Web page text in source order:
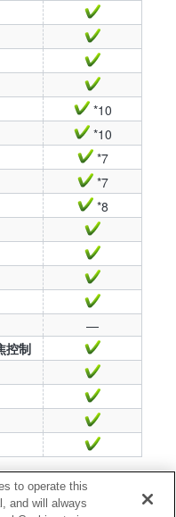
*10
*10
*7
*7
*8
—
控制
F43AM、HVL-
to operate this
and will always